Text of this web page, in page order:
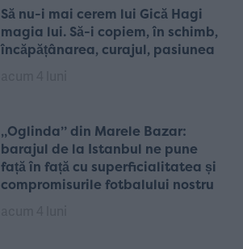
Să nu-i mai cerem lui Gică Hagi
magia lui. Să-i copiem, în schimb,
încăpățânarea, curajul, pasiunea
„Oglinda” din Marele Bazar:
barajul de la Istanbul ne pune
față în față cu superficialitatea și
compromisurile fotbalului nostru